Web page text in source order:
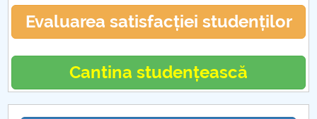
Evaluarea satisfacției studenților
Cantina studențească